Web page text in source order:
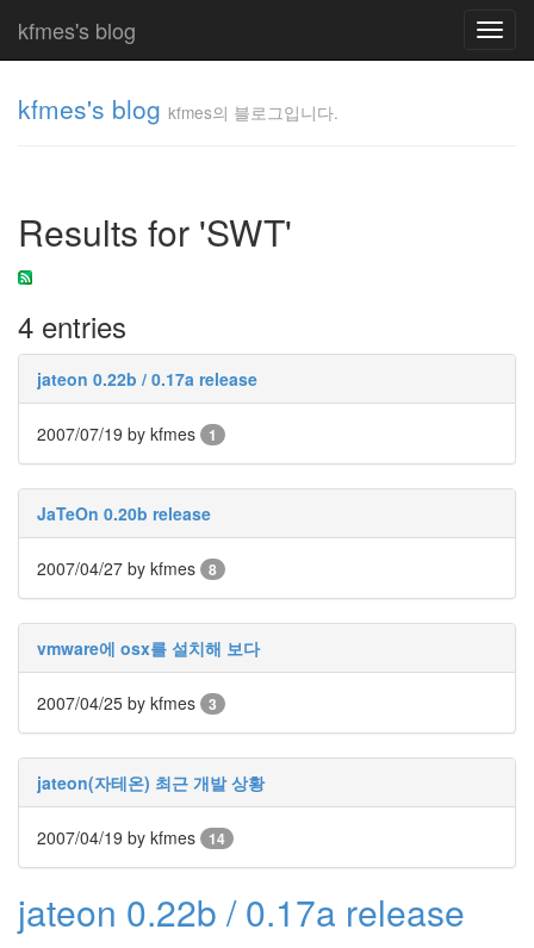
kfmes's blog
kfmes's blog kfmes의 블로그입니다.
Results for 'SWT'
4 entries
jateon 0.22b / 0.17a release
2007/07/19 by kfmes 1
JaTeOn 0.20b release
2007/04/27 by kfmes 8
vmware에 osx를 설치해 보다
2007/04/25 by kfmes 3
jateon(자테온) 최근 개발 상황
2007/04/19 by kfmes 14
jateon 0.22b / 0.17a release
입니
다.
kfmes
Tag
Cloud
kfmes
JateON
테
슬
Java
테
모
델
기
차
ubuntu